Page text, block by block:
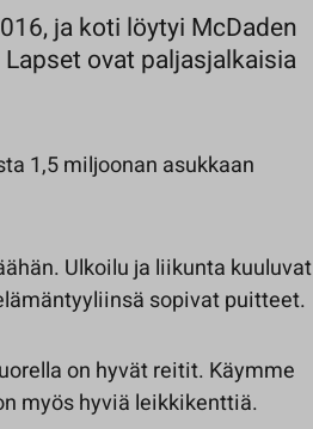
ja koti löytyi McDaden
ovat paljasjalkaisia
1,5 miljoonan asukkaan
Ulkoilu ja liikunta kuuluvat
sopivat puitteet.
on hyvät reitit. Käymme
myös hyviä leikkikenttiä.